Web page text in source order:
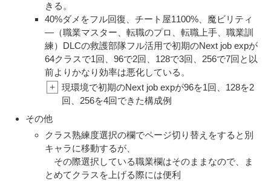
きる。
40%ダメをフル回復、チート屋1100%、魔ビリティ
―（職業マスター、転職のプロ、転職上手、職業訓
練）DLCの救護部隊フル活用で初期のNext job expが
64クラスで1回、96で2回、128で3回、256で7回と以
前よりかなり効率は悪化している。
+
現環境で初期のNext job expが96を1回、128を2
回、256を4回できた構成例
その他
クラス熟練度選択の欄でページ切り替えをすると別
キャラに移動するが、
その際選択している職業欄はそのままなので、ま
とめてクラスを上げる際には便利